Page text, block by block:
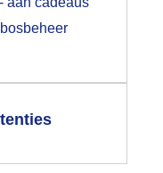
op hebt
pop-up uit